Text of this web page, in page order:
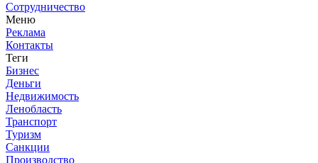
Сотрудничество
Меню
Реклама
Контакты
Теги
Бизнес
Деньги
Недвижимость
Ленобласть
Транспорт
Туризм
Санкции
Производство